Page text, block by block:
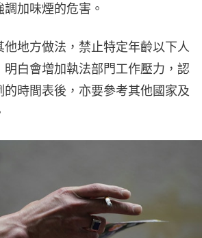
加味煙的危害。
地方做法，禁止特定年齡以下人
明白會增加執法部門工作壓力，認
時間表後，亦要參考其他國家及